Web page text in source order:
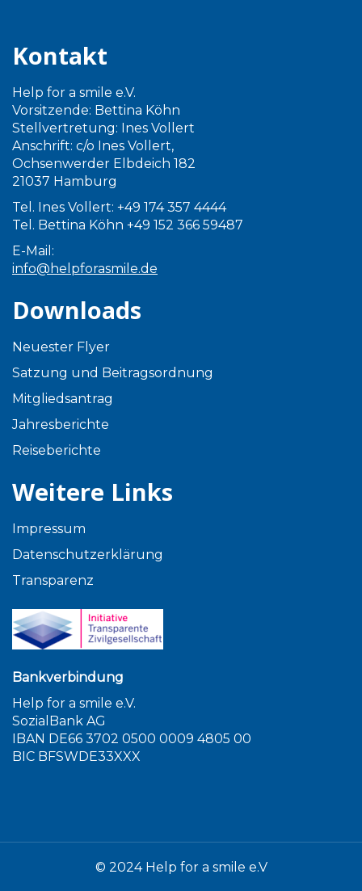
Kontakt
Help for a smile e.V.
Vorsitzende: Bettina Köhn
Stellvertretung: Ines Vollert
Anschrift: c/o Ines Vollert,
Ochsenwerder Elbdeich 182
21037 Hamburg
Tel. Ines Vollert: +49 174 357 4444
Tel. Bettina Köhn +49 152 366 59487
E-Mail:
info@helpforasmile.de
Downloads
Neuester Flyer
Satzung und Beitragsordnung
Mitgliedsantrag
Jahresberichte
Reiseberichte
Weitere Links
Impressum
Datenschutzerklärung
Transparenz
Bankverbindung
Help for a smile e.V.
SozialBank AG
IBAN DE66 3702 0500 0009 4805 00
BIC BFSWDE33XXX
© 2024 Help for a smile e.V